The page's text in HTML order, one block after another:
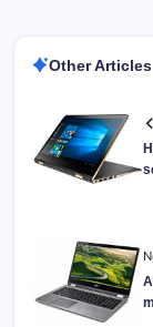
Other Articles